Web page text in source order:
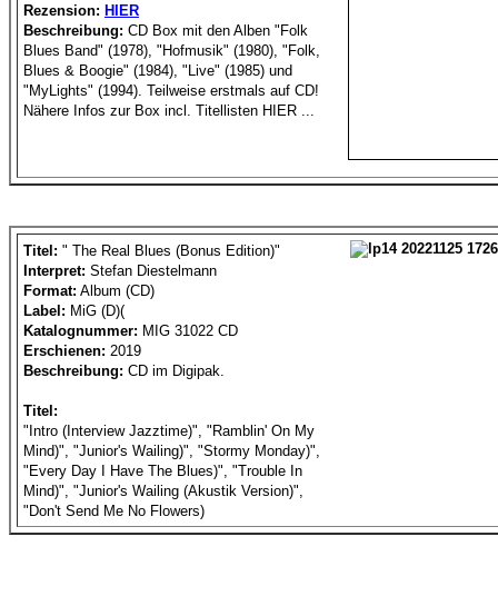
Rezension: HIER
Beschreibung: CD Box mit den Alben "Folk
Blues Band" (1978), "Hofmusik" (1980), "Folk,
Blues & Boogie" (1984), "Live" (1985) und
"MyLights" (1994). Teilweise erstmals auf CD!
Nähere Infos zur Box incl. Titellisten HIER ...
Titel: " The Real Blues (Bonus Edition)"
Interpret: Stefan Diestelmann
Format: Album (CD)
Label: MiG (D)(
Katalognummer: MIG 31022 CD
Erschienen: 2019
Beschreibung: CD im Digipak.
Titel:
"Intro (Interview Jazztime)", "Ramblin' On My
Mind)", "Junior's Wailing)", "Stormy Monday)",
"Every Day I Have The Blues)", "Trouble In
Mind)", "Junior's Wailing (Akustik Version)",
"Don't Send Me No Flowers)